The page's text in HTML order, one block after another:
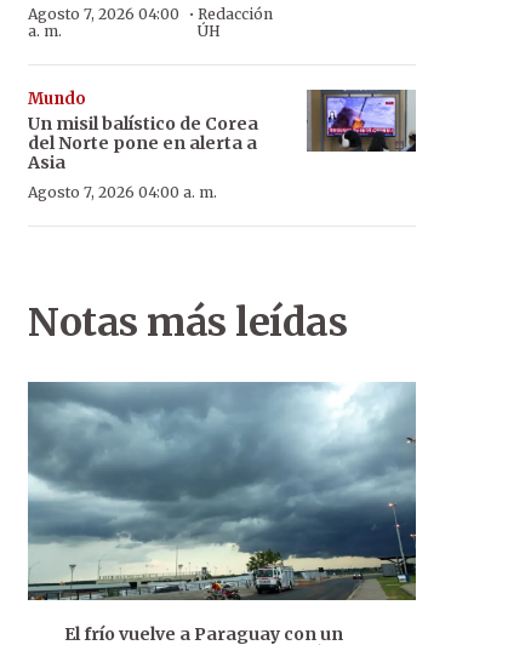
Agosto 7, 2026 04:00
a. m.
· Redacción
ÚH
Mundo
Un misil balístico de Corea
del Norte pone en alerta a
Asia
Agosto 7, 2026 04:00 a. m.
Notas más leídas
El frío vuelve a Paraguay con un